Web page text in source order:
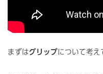
まずはグリップについて考え